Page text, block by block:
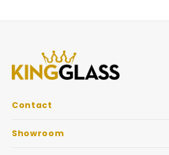
Contact
Showroom